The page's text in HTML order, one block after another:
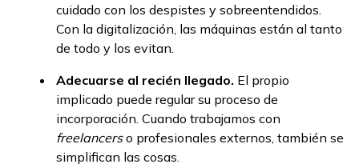
cuidado con los despistes y sobreentendidos.
Con la digitalización, las máquinas están al tanto
de todo y los evitan.
Adecuarse al recién llegado. El propio
implicado puede regular su proceso de
incorporación. Cuando trabajamos con
freelancerso profesionales externos, también se
simplifican las cosas.